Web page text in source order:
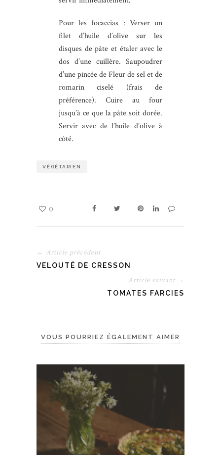
Pour les focaccias : Verser un
filet d’huile d’olive sur les
disques de pâte et étaler avec le
dos d’une cuillère. Saupoudrer
d’une pincée de Fleur de sel et de
romarin ciselé (frais de
préférence). Cuire au four
jusqu’à ce que la pâte soit dorée.
Servir avec de l’huile d’olive à
côté.
VÉGÉTARIEN
0
← Article précédent
VELOUTÉ DE CRESSON
Article suivant →
TOMATES FARCIES
VOUS POURRIEZ ÉGALEMENT AIMER